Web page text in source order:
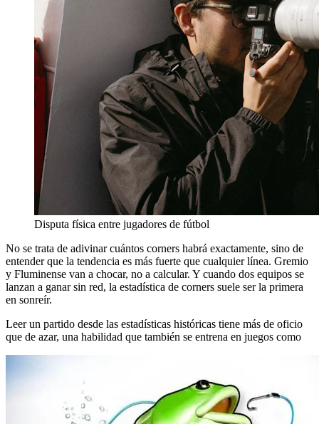
Disputa física entre jugadores de fútbol
No se trata de adivinar cuántos corners habrá exactamente, sino de
entender que la tendencia es más fuerte que cualquier línea. Gremio
y Fluminense van a chocar, no a calcular. Y cuando dos equipos se
lanzan a ganar sin red, la estadística de corners suele ser la primera
en sonreír.
Leer un partido desde las estadísticas históricas tiene más de oficio
que de azar, una habilidad que también se entrena en juegos como